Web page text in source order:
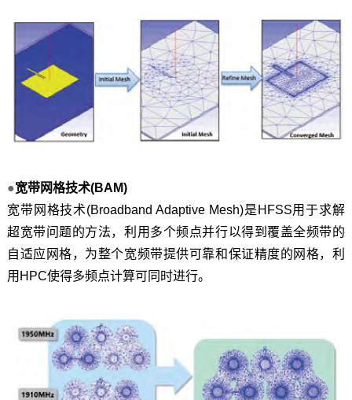
●宽带网格技术(BAM)
宽带网格技术(Broadband Adaptive Mesh)是HFSS用于求解
超宽带问题的方法，利用多个频点并行以得到覆盖全频带的
自适应网格，为整个宽频带提供可靠和保证精度的网格，利
用HPC使得多频点计算可同时进行。